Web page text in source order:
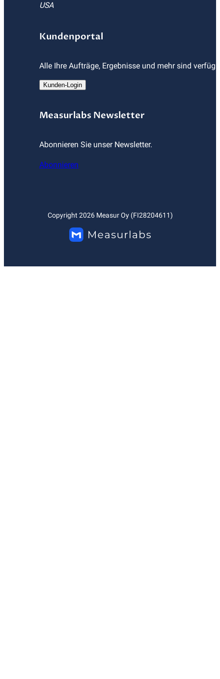
USA
Kundenportal
Alle Ihre Aufträge, Ergebnisse und mehr sind
Kunden-Login
Measurlabs Newsletter
Abonnieren Sie unser Newsletter.
Abonnieren
Copyright 2026Measur Oy (FI28204611)